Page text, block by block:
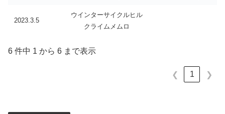
2023.3.5
ウインターサイクルヒル
クライムメムロ
6 件中 1 から 6 まで表示
❮ 1 ❯